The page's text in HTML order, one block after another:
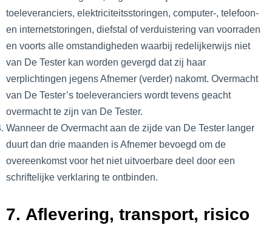
toeleveranciers, elektriciteitsstoringen, computer-, telefoon-
en internetstoringen, diefstal of verduistering van voorraden
en voorts alle omstandigheden waarbij redelijkerwijs niet
van De Tester kan worden gevergd dat zij haar
verplichtingen jegens Afnemer (verder) nakomt. Overmacht
van De Tester’s toeleveranciers wordt tevens geacht
overmacht te zijn van De Tester.
Wanneer de Overmacht aan de zijde van De Tester langer
duurt dan drie maanden is Afnemer bevoegd om de
overeenkomst voor het niet uitvoerbare deel door een
schriftelijke verklaring te ontbinden.
7. Aflevering, transport, risico